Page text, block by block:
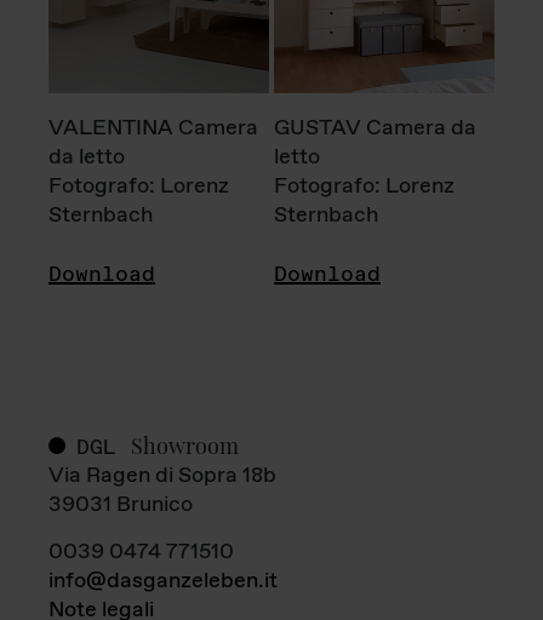
VALENTINA Camera
da letto
Fotografo: Lorenz
Sternbach
Download
GUSTAV Camera da
letto
Fotografo: Lorenz
Sternbach
Download
DGL Showroom
Via Ragen di Sopra 18b
39031 Brunico
0039 0474 771510
info@dasganzeleben.it
Note legali